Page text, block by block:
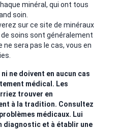
minéral, qui ont tous
soin.
sur ce site de minéraux
soins sont généralement
sera pas le cas, vous en
ne doivent en aucun cas
médical. Les
trouver en
à la tradition. Consultez
médicaux. Lui
diagnostic et à établir une